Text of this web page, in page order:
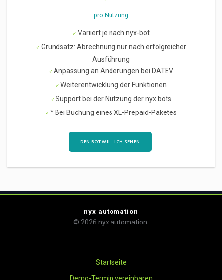
pro Nutzung
Variiert je nach nyx-bot
Grundsatz: Abrechnung nur nach erfolgreicher
Ausführung
Anpassung an Änderungen bei DATEV
Weiterentwicklung der Funktionen
Support bei der Nutzung der nyx bots
* Bei Buchung eines XL-Prepaid-Paketes
DEN BOT WILL ICH SEHEN
nyx automation
© 2026 nyx automation.
Startseite
Demo-Termin vereinbaren